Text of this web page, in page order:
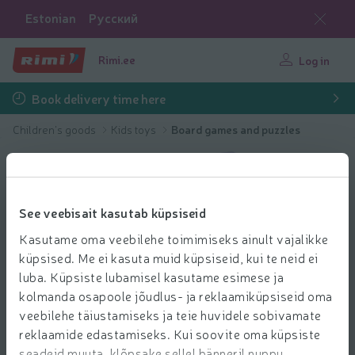
See veebisait kasutab küpsiseid
Kasutame oma veebilehe toimimiseks ainult vajalikke
küpsised. Me ei kasuta muid küpsiseid, kui te neid ei
luba. Küpsiste lubamisel kasutame esimese ja
kolmanda osapoole jõudlus- ja reklaamiküpsiseid oma
veebilehe täiustamiseks ja teie huvidele sobivamate
reklaamide edastamiseks. Kui soovite oma küpsiste
Estonian Русский
Rimi.ee Log in
Book delivery time here
Children's goods Kids toys Board games and puzzles